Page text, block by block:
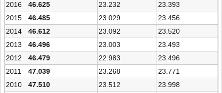
2016
46.625 23.232
23.393
2015
46.485 23.029
23.456
2014
46.612 23.092
23.520
2013
46.496 23.003
23.493
2012
46.479 22.983
23.496
2011
47.039 23.268
23.771
2010
47.510 23.512
23.998